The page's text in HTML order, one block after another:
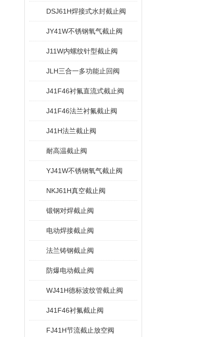
DSJ61H焊接式水封截止阀
JY41W不锈钢氧气截止阀
J11W内螺纹针型截止阀
JLH三合一多功能止回阀
J41F46衬氟直流式截止阀
J41F46法兰衬氟截止阀
J41H法兰截止阀
耐高温截止阀
YJ41W不锈钢氧气截止阀
NKJ61H真空截止阀
锻钢对焊截止阀
电动焊接截止阀
法兰铸钢截止阀
防爆电动截止阀
WJ41H德标波纹管截止阀
J41F46衬氟截止阀
FJ41H节流截止放空阀